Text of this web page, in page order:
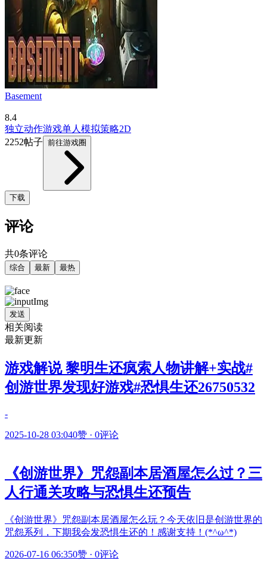
Basement
8.4
独立动作游戏单人 模拟策略2D
2252帖子 前往游戏圈
下载
评论
共0条评论
综合 最新 最热
发送
相关阅读
最新更新
游戏解说 黎明生还疯索人物讲解+实战#
创游世界发现好游戏#恐惧生还26750532
-
2025-10-28 03:040赞 · 0评论
《创游世界》咒怨副本居酒屋怎么过？三
人行通关攻略与恐惧生还预告
《创游世界》咒怨副本居酒屋怎么玩？今天依旧是创游世界的
咒怨系列，下期我会发恐惧生还的！感谢支持！(*^ω^*)
2026-07-16 06:350赞 · 0评论